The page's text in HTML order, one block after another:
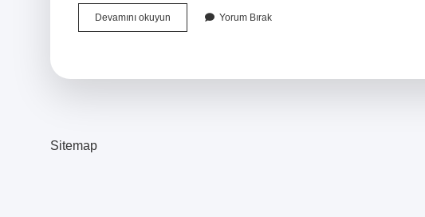
Devamını okuyun
Arabası
Yorum Bırak
Sitemap